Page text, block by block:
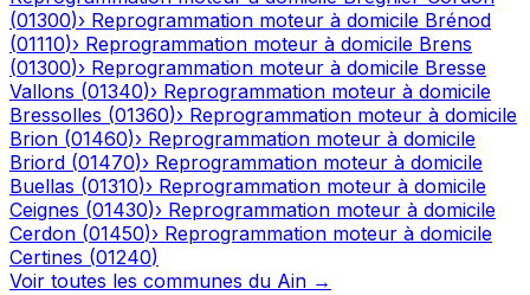
(01300)› Reprogrammation moteur à domicile Brénod
(01110)› Reprogrammation moteur à domicile Brens
(01300)› Reprogrammation moteur à domicile Bresse
Vallons (01340)› Reprogrammation moteur à domicile
Bressolles (01360)› Reprogrammation moteur à domicile
Brion (01460)› Reprogrammation moteur à domicile
Briord (01470)› Reprogrammation moteur à domicile
Buellas (01310)› Reprogrammation moteur à domicile
Ceignes (01430)› Reprogrammation moteur à domicile
Cerdon (01450)› Reprogrammation moteur à domicile
Certines (01240)
Voir toutes les communes du Ain →